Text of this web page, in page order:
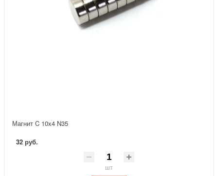
Магнит C 10x4 N35
32 руб.
шт